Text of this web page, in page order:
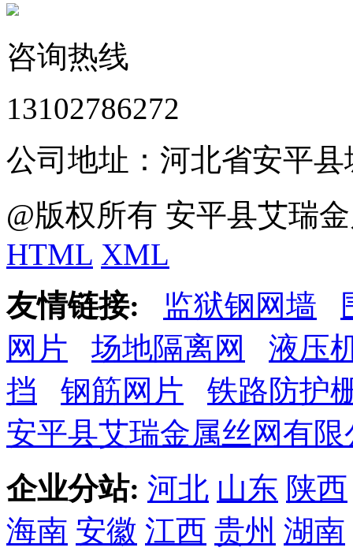
咨询热线
13102786272
公司地址：河北省安平
@版权所有 安平县艾瑞
HTML XML
友情链接:
监狱钢网墙
网片
场地隔离网
液压
挡
钢筋网片
铁路防护
安平县艾瑞金属丝网有限
企业分站: 河北 山东 陕西
海南 安徽 江西 贵州 湖南